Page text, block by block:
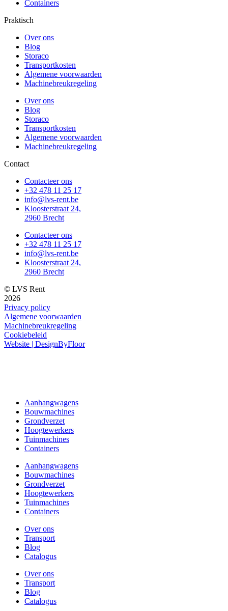
Containers
Praktisch
Over ons
Blog
Storaco
Transportkosten
Algemene voorwaarden
Machinebreukregeling
Over ons
Blog
Storaco
Transportkosten
Algemene voorwaarden
Machinebreukregeling
Contact
Contacteer ons
+32 478 11 25 17
info@lvs-rent.be
Kloosterstraat 24,
2960 Brecht
Contacteer ons
+32 478 11 25 17
info@lvs-rent.be
Kloosterstraat 24,
2960 Brecht
© LVS Rent
2026
Privacy policy
Algemene voorwaarden
Machinebreukregeling
Cookiebeleid
Website | DesignByFloor
Aanhangwagens
Bouwmachines
Grondverzet
Hoogtewerkers
Tuinmachines
Containers
Aanhangwagens
Bouwmachines
Grondverzet
Hoogtewerkers
Tuinmachines
Containers
Over ons
Transport
Blog
Catalogus
Over ons
Transport
Blog
Catalogus